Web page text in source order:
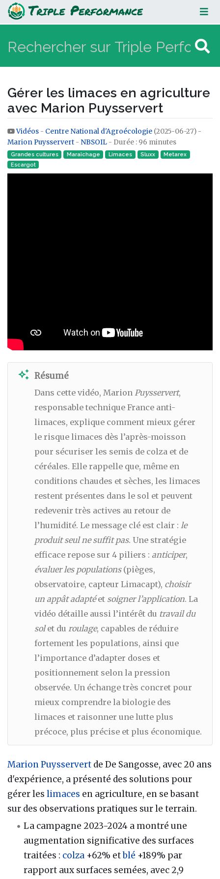
Gérer les limaces en agriculture
avec Marion Puysservert
Gérer les limaces en agriculture
avec Marion Puysservert
Aller à :navigation,rechercher
Vidéos - Centre National d'Agroécologie (2025-06-27) -
Marion Puysservert - NBSOIL - Durée : 96 minutes
Grandes cultures Maraîchage Limaces Sluxx
Metarex
Escargot
auto_awesome Résumé
Dans cette vidéo, Marion Puysservert,
responsable technique France anti-
limaces, explique comment mieux gérer
le risque limaces dès l’après-moisson
pour sécuriser les semis de colza et de
céréales. Elle rappelle que, même en
conditions chaudes et sèches, les limaces
restent présentes dans le sol et peuvent
redevenir très actives au retour de
l’humidité. Le message clé est clair : le
produit seul ne suffit pas. Une stratégie
efficace repose sur 4 piliers : anticiper,
évaluer les populations(pièges,
observatoire, capteur Limacapt), choisir
un appât adaptéet soigner l’application. La
vidéo détaille aussi l’intérêt du travail du
solet du roulage, capables de réduire
fortement les populations, ainsi que
l’importance d’adapter doses et
positionnement selon la pression
observée. Un échange très concret pour
mieux comprendre la biologie des
limaces et raisonner une lutte plus
précoce, plus précise et plus économique.
Marion Puysservert de De Sangosse, avec 20 ans
d'expérience, a présenté des solutions pour
gérer les limaces en agriculture, en se basant
sur des observations pratiques sur le terrain.
La campagne 2023-2024 a montré une
augmentation significative des surfaces
traitées : colza +62% etblé +189% par
rapport aux surfaces semées, avec 2,9